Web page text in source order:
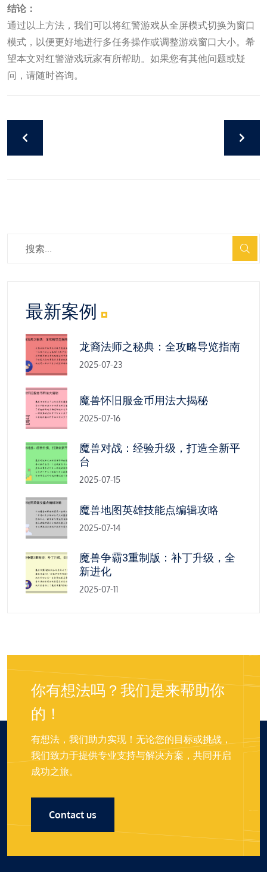
结论：
通过以上方法，我们可以将红警游戏从全屏模式切换为窗口
模式，以便更好地进行多任务操作或调整游戏窗口大小。希
望本文对红警游戏玩家有所帮助。如果您有其他问题或疑
问，请随时咨询。
最新案例
龙裔法师之秘典：全攻略导览指南
2025-07-23
魔兽怀旧服金币用法大揭秘
2025-07-16
魔兽对战：经验升级，打造全新平
台
2025-07-15
魔兽地图英雄技能点编辑攻略
2025-07-14
魔兽争霸3重制版：补丁升级，全
新进化
2025-07-11
你有想法吗？我们是来帮助你
的！
有想法，我们助力实现！无论您的目标或挑战，
我们致力于提供专业支持与解决方案，共同开启
成功之旅。
Contact us